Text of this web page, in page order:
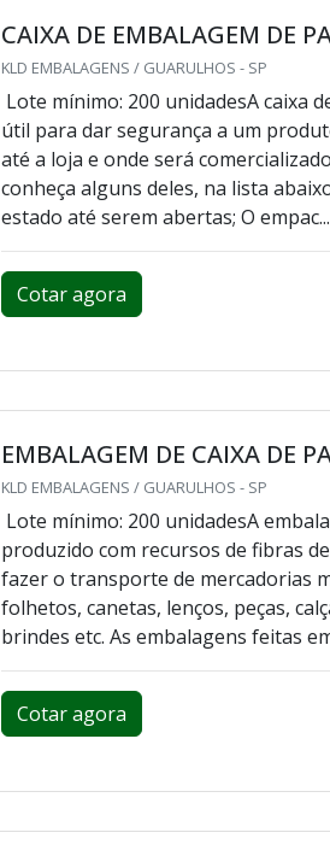
CAIXA DE EMBALAGEM DE
KLD EMBALAGENS / GUARULHOS - SP
Lote mínimo: 200 unidadesA caixa
útil para dar segurança a um
até a loja e onde será
conheça alguns deles, na lista
estado até serem abertas; O empac...
Cotar agora
EMBALAGEM DE CAIXA DE
KLD EMBALAGENS / GUARULHOS - SP
Lote mínimo: 200 unidadesA
produzido com recursos de fibras
fazer o transporte de mercadorias
folhetos, canetas, lenços, peças,
brindes etc. As embalagens feitas
Cotar agora